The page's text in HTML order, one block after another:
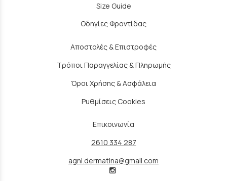
Size Guide
Οδηγίες Φροντίδας
Αποστολές & Επιστροφές
Τρόποι Παραγγελίας & Πληρωμής
Όροι Χρήσης & Ασφάλεια
Ρυθμίσεις Cookies
Επικοινωνία
2610 334 287
agni.dermatina@gmail.com